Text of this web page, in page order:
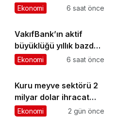
İş Birliği
Ekonomi 6 saat önce
VakıfBank’ın aktif
büyüklüğü yıllık bazda
yüzde 28 artışla 5,8
Ekonomi 6 saat önce
Kuru meyve sektörü 2
milyar dolar ihracat
hedefi için Ankara’dan
Ekonomi 2 gün önce